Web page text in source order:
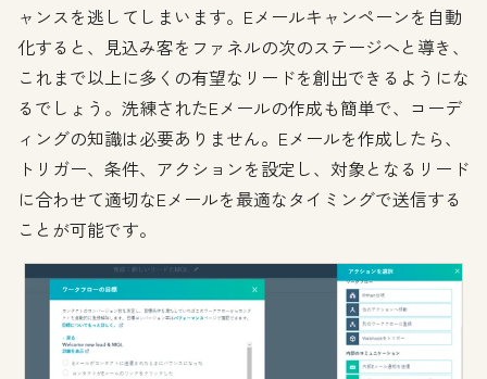
ャンスを逃してしまいます。Eメールキャンペーンを自動
化すると、見込み客をファネルの次のステージへと導き、
これまで以上に多くの有望なリードを創出できるようにな
るでしょう。洗練されたEメールの作成も簡単で、コーデ
ィングの知識は必要ありません。Eメールを作成したら、
トリガー、条件、アクションを設定し、対象となるリード
に合わせて適切なEメールを最適なタイミングで送信する
ことが可能です。